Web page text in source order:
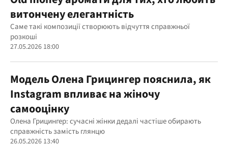
витончену елегантність
Саме такі композиції створюють відчуття справжньої
розкоші
27.05.2026 18:00
Модель Олена Грицингер пояснила, як
Instagram впливає на жіночу
самооцінку
Олена Грицингер: сучасні жінки дедалі частіше обирають
справжність замість глянцю
26.05.2026 13:40